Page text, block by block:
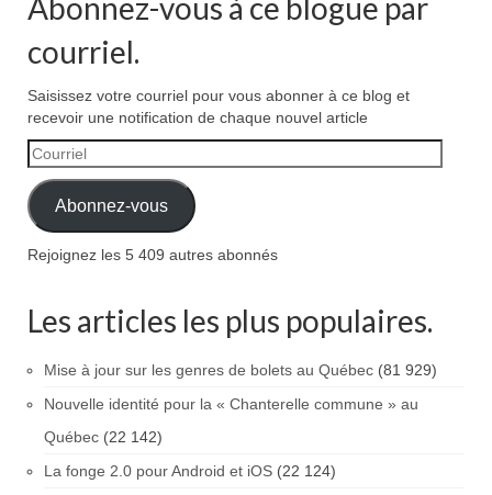
Abonnez-vous à ce blogue par
courriel.
Saisissez votre courriel pour vous abonner à ce blog et
recevoir une notification de chaque nouvel article
Courriel
Abonnez-vous
Rejoignez les 5 409 autres abonnés
Les articles les plus populaires.
Mise à jour sur les genres de bolets au Québec (81 929)
Nouvelle identité pour la « Chanterelle commune » au
Québec (22 142)
La fonge 2.0 pour Android et iOS (22 124)